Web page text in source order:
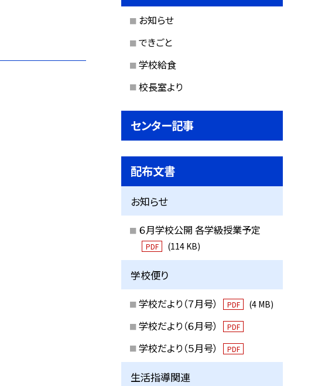
お知らせ
できごと
学校給食
校長室より
センター記事
配布文書
お知らせ
６月学校公開 各学級授業予定
PDF (114 KB)
学校便り
学校だより（７月号） PDF (4 MB)
学校だより（６月号） PDF
学校だより（５月号） PDF
生活指導関連